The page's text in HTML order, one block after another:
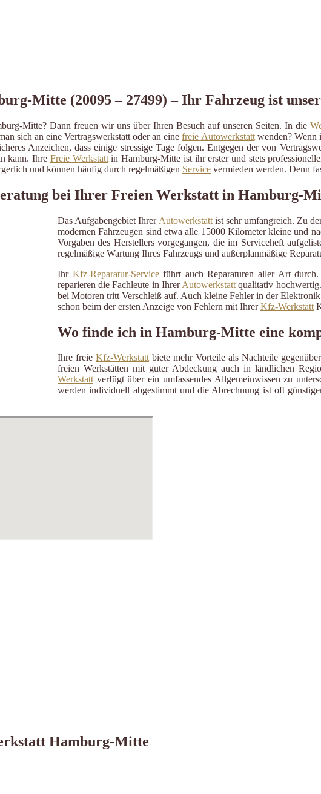
Mitte (20095 – 27499) – Ihr Fahrzeug ist
Mitte? Dann freuen wir uns über Ihren Besuch auf unseren Seiten. In die
sich an eine Vertragswerkstatt oder an einefreie Autowerkstattwenden? Wenn
Anzeichen, dass einige stressige Tage folgen. Entgegen der von
kann. Ihre Freie Werkstattin Hamburg-Mitte ist ihr erster und stets
und können häufig durch regelmäßigen Service vermieden werden. Denn
bei Ihrer Freien Werkstatt in Hamburg-
Das Aufgabengebiet Ihrer Autowerkstattist sehr umfangreich. Zu
modernen Fahrzeugen sind etwa alle 15000 Kilometer kleine und
Vorgaben des Herstellers vorgegangen, die im Serviceheft
regelmäßige Wartung Ihres Fahrzeugs und außerplanmäßige
Ihr Kfz-Reparatur-Serviceführt auch Reparaturen aller Art
reparieren die Fachleute in IhrerAutowerkstatt qualitativ
bei Motoren tritt Verschleiß auf. Auch kleine Fehler in der
schon beim der ersten Anzeige von Fehlern mit IhrerKfz-Werkstatt
Wo finde ich in Hamburg-Mitte eine
Ihre freie Kfz-Werkstattbiete mehr Vorteile als Nachteile
freien Werkstätten mit guter Abdeckung auch in ländlichen
Werkstattverfügt über ein umfassendes Allgemeinwissen zu
werden individuell abgestimmt und die Abrechnung ist oft
Hamburg-Mitte